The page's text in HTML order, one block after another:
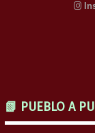
📗 PUEBLO A